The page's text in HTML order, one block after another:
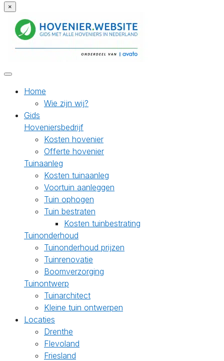
×
Home
Wie zijn wij?
Gids
Hoveniersbedrijf
Kosten hovenier
Offerte hovenier
Tuinaanleg
Kosten tuinaanleg
Voortuin aanleggen
Tuin ophogen
Tuin bestraten
Kosten tuinbestrating
Tuinonderhoud
Tuinonderhoud prijzen
Tuinrenovatie
Boomverzorging
Tuinontwerp
Tuinarchitect
Kleine tuin ontwerpen
Locaties
Drenthe
Flevoland
Friesland